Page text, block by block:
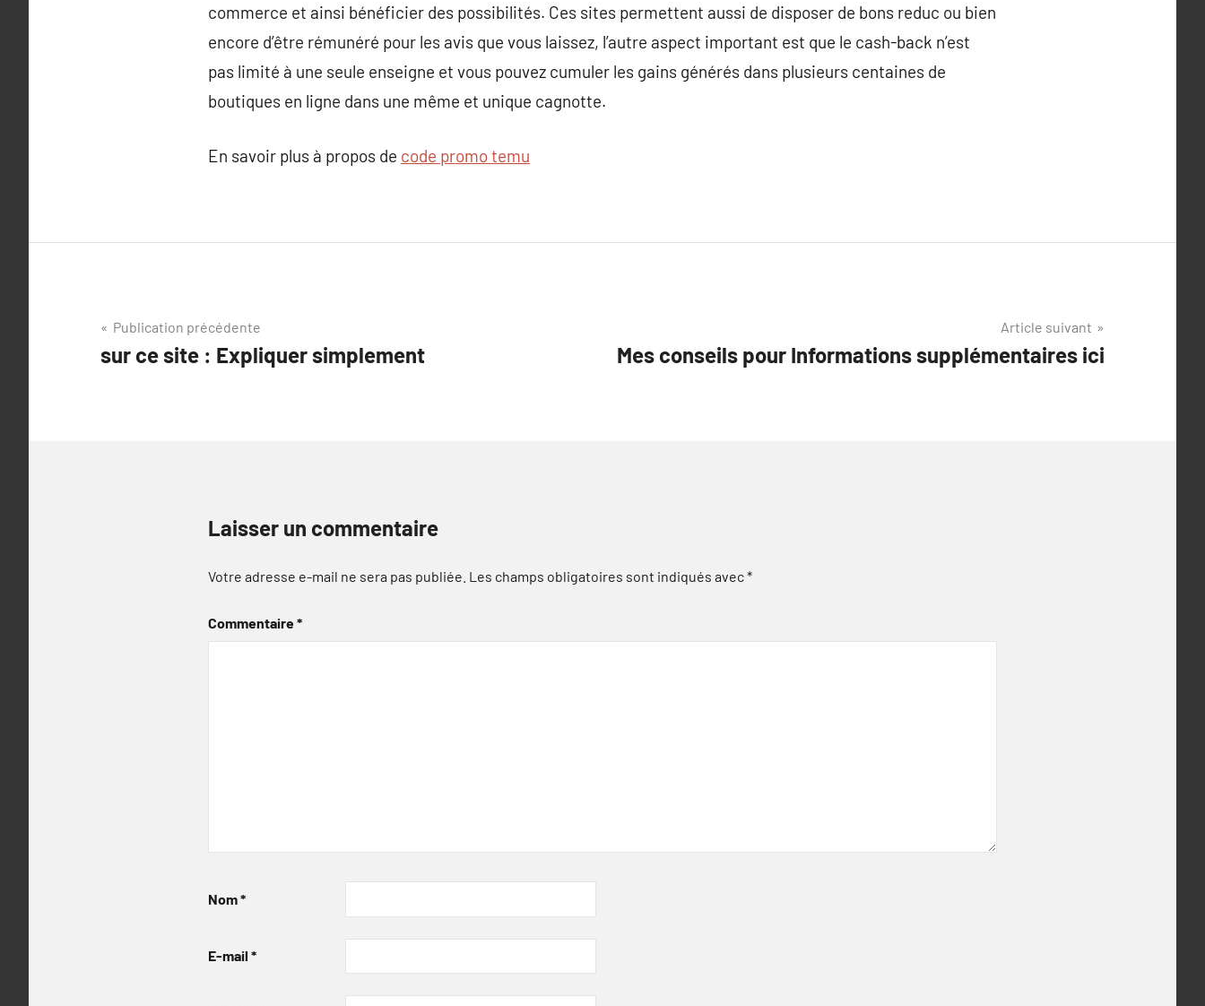
commerce et ainsi bénéficier des possibilités. Ces sites permettent aussi de disposer de bons reduc ou bien
encore d’être rémunéré pour les avis que vous laissez, l’autre aspect important est que le cash-back n’est
pas limité à une seule enseigne et vous pouvez cumuler les gains générés dans plusieurs centaines de
boutiques en ligne dans une même et unique cagnotte.
En savoir plus à propos de code promo temu
Navigation
de
Publication précédente
sur ce site : Expliquer simplement
Article suivant
Mes conseils pour Informations supplémentaires ici
Laisser un commentaire
Votre adresse e-mail ne sera pas publiée. Les champs obligatoires sont indiqués avec*
Commentaire*
Nom*
E-mail *